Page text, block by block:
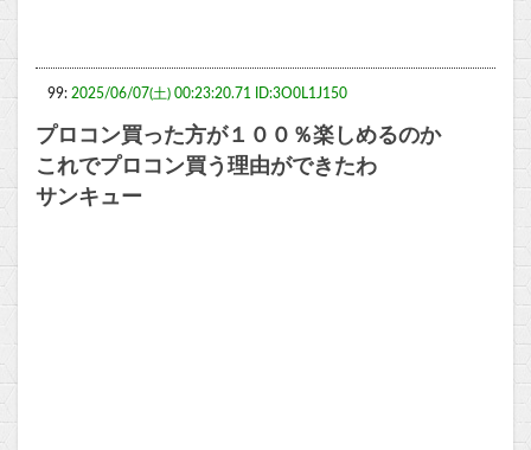
99: 2025/06/07(土) 00:23:20.71 ID:3O0L1J150
プロコン買った方が１００％楽しめるのか
これでプロコン買う理由ができたわ
サンキュー